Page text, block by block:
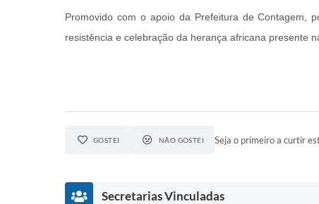
Promovido com o apoio da Prefeitura de Contagem,
resistência e celebração da herança africana presente
GOSTEI NÃO GOSTEI Seja o primeiro a curtir
Secretarias Vinculadas